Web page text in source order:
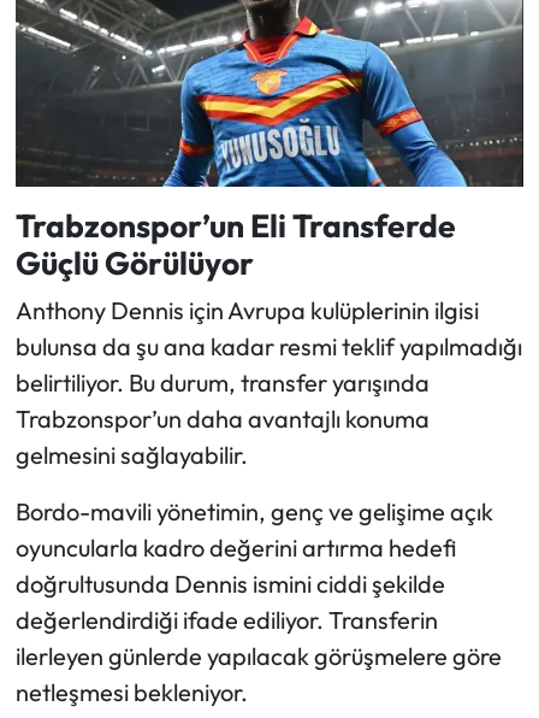
Trabzonspor’un Eli Transferde
Güçlü Görülüyor
Anthony Dennis için Avrupa kulüplerinin ilgisi
bulunsa da şu ana kadar resmi teklif yapılmadığı
belirtiliyor. Bu durum, transfer yarışında
Trabzonspor’un daha avantajlı konuma
gelmesini sağlayabilir.
Bordo-mavili yönetimin, genç ve gelişime açık
oyuncularla kadro değerini artırma hedefi
doğrultusunda Dennis ismini ciddi şekilde
değerlendirdiği ifade ediliyor. Transferin
ilerleyen günlerde yapılacak görüşmelere göre
netleşmesi bekleniyor.